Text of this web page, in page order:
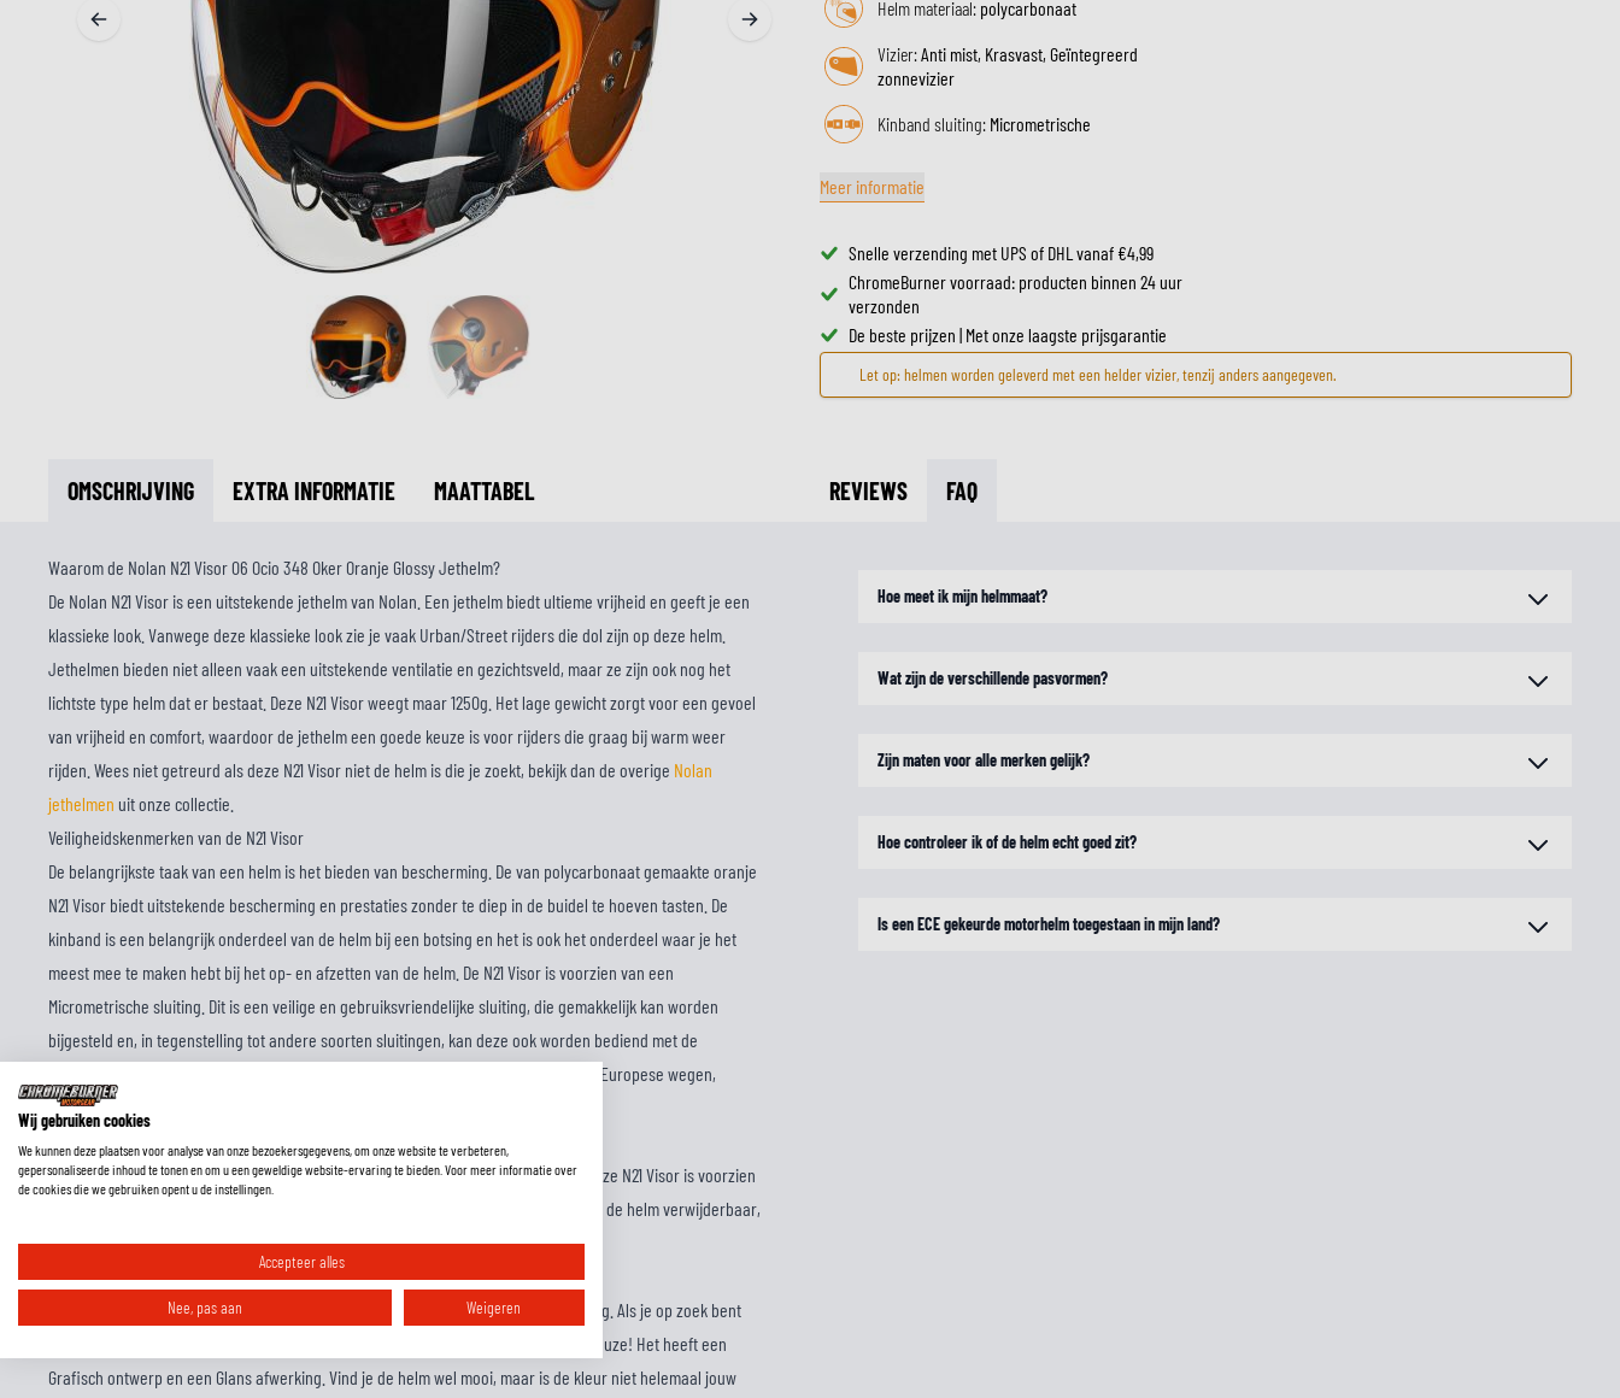
ZONNEVIZIEREN
CROSSBRILLEN
RESERVEONDERDELEN HELM
BINNENVOERING HELM
MIDDEN & ONDERKLEDING
ONDERKLEDING
MIDDENKLEDING
COLLETJES & HELMMUTSEN
SOKKEN
KOELVESTEN
BESCHERMING & ACCESSOIRES
AIRBAGS
BOVENLICHAAM BESCHERMING
ONDERLICHAAM BESCHERMING
VRIJETIJDSKLEDING
ACCESSOIRES
SCHOENEN
HOODIES & SWEATERS
JASSEN
LONGSLEEVES
BROEKEN
SOKKEN
TANKTASSEN
ZADELTASSEN
BAGAGEREKKEN & BEVESTIGINGEN
Helm materiaal: polycarbonaat
Vizier:Anti mist, Krasvast, Geïntegreerd
zonnevizier
Kinband sluiting: Micrometrische
Meer informatie
Snelle verzending met UPS of DHL vanaf €4,99
ChromeBurner voorraad: producten binnen 24 uur
verzonden
De beste prijzen | Met onze laagste prijsgarantie
Let op: helmen worden geleverd met een helder vizier, tenzij anders aangegeven.
OMSCHRIJVING EXTRA INFORMATIE MAATTABEL REVIEWS FAQ
Waarom de Nolan N21 Visor 06 Ocio 348 Oker Oranje Glossy Jethelm?
De Nolan N21 Visor is een uitstekende jethelm van Nolan. Een jethelm biedt ultieme vrijheid en geeft je een
klassieke look. Vanwege deze klassieke look zie je vaak Urban/Street rijders die dol zijn op deze helm.
Jethelmen bieden niet alleen vaak een uitstekende ventilatie en gezichtsveld, maar ze zijn ook nog het
lichtste type helm dat er bestaat. Deze N21 Visor weegt maar 1250g. Het lage gewicht zorgt voor een gevoel
van vrijheid en comfort, waardoor de jethelm een goede keuze is voor rijders die graag bij warm weer
rijden. Wees niet getreurd als deze N21 Visor niet de helm is die je zoekt, bekijk dan de overige Nolan
jethelmen uit onze collectie.
Veiligheidskenmerken van de N21 Visor
De belangrijkste taak van een helm is het bieden van bescherming. De van polycarbonaat gemaakte oranje
N21 Visor biedt uitstekende bescherming en prestaties zonder te diep in de buidel te hoeven tasten. De
kinband is een belangrijk onderdeel van de helm bij een botsing en het is ook het onderdeel waar je het
meest mee te maken hebt bij het op- en afzetten van de helm. De N21 Visor is voorzien van een
Micrometrische sluiting. Dit is een veilige en gebruiksvriendelijke sluiting, die gemakkelijk kan worden
bijgesteld en, in tegenstelling tot andere soorten sluitingen, kan deze ook worden bediend met de
handschoenen aan. Uiteraard zijn al onze helmen gecertificeerd en legaal voor de Europese wegen,
aangezien deze helm ECE 22.06 is goedgekeurd.
De N21 Visor comfort
Naast veiligheid, is ook comfort een essentiële eigenschap van elke goede helm. Deze N21 Visor is voorzien
van een ventilatiesysteem met om fris te blijven. Daarnaast is de binnenvoering van de helm verwijderbaar,
wasbaar. Onze klanten beoordelen deze helm als een Neutraal pasvorm.
Nolan N21 Visor looks
Een helm is misschien wel het meest opvallende onderdeel van jouw motoruitrusting. Als je op zoek bent
naar een Goud, Oranje helm, dan is deze versie van de N21 Visor een fantastische keuze! Het heeft een
Grafisch ontwerp en een Glans afwerking. Vind je de helm wel mooi, maar is de kleur niet helemaal jouw
Hoe meet ik mijn helmmaat?
Wat zijn de verschillende pasvormen?
Zijn maten voor alle merken gelijk?
Hoe controleer ik of de helm echt goed zit?
Is een ECE gekeurde motorhelm toegestaan in mijn land?
Wij gebruiken cookies
We kunnen deze plaatsen voor analyse van onze bezoekersgegevens, om onze website te verbeteren,
gepersonaliseerde inhoud te tonen en om u een geweldige website-ervaring te bieden. Voor meer informatie over
de cookies die we gebruiken opent u de instellingen.
Accepteer alles
Nee, pas aan Weigeren